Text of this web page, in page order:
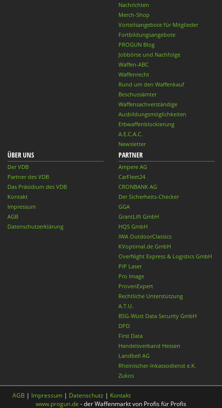
Nachrichten
Merch-Shop
Vorteilsangebote für Mitglieder
Fortbildungsangebote
PROGUN Blog
Jobbörse und Nachfolge
Waffen-ABC
Waffenrecht
Rund um den Waffenkauf
Beschussämter
Waffensachverständige
Ausbildungsmöglichkeiten
Erbwaffenblockierung
A.E.C.A.C.
Newsletter
ÜBER UNS
Der VDB
Partner des VDB
Das Präsidium des VDB
Kontakt
Impressum
AGB
Datenschutzerklärung
PARTNER
Ampere AG
CarFleet24
CRONBANK AG
Der Sicherheits-Checker
GGA
GrantLift GmbH
HQS GmbH
IWA OutdoorClassics
KVoptimal.de GmbH
OverNight Express & Logistics GmbH
PiP Laser
Pro Image
ProvenExpert
Rechtliche Unterstützung
A.T.U.
BSG-Wüst Data Security GmbH
DPD
First Data
Handelsverband Hessen
Landbell AG
Rheinischer-Inkassodienst e.K.
Zukos
AGB | Impressum | Datenschutz | Kontakt
www.progun.de - der Waffenmarkt von Profis für Profis